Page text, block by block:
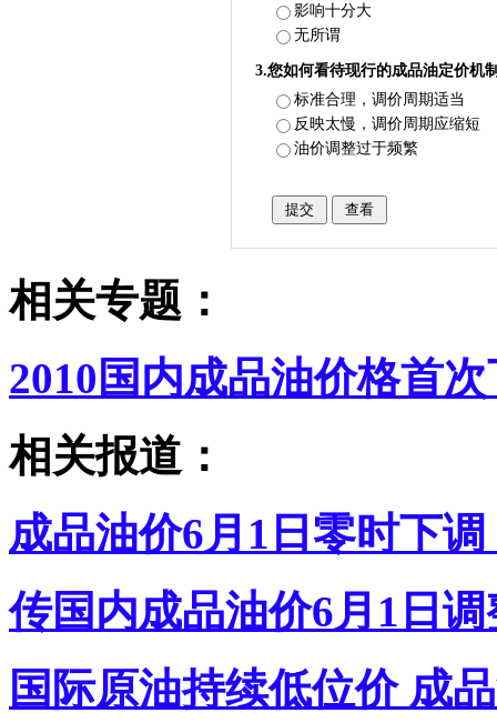
影响十分大
无所谓
3.您如何看待现行的成品油定价机
标准合理，调价周期适当
反映太慢，调价周期应缩短
油价调整过于频繁
相关专题：
2010国内成品油价格首
相关报道：
成品油价6月1日零时下
传国内成品油价6月1日
国际原油持续低位价 成